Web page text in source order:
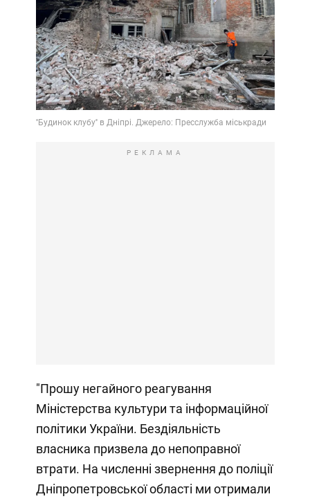
РЕКЛАМА
"Прошу негайного реагування
Міністерства культури та інформаційної
політики України. Бездіяльність
власника призвела до непоправної
втрати. На численні звернення до поліції
Дніпропетровської області ми отримали